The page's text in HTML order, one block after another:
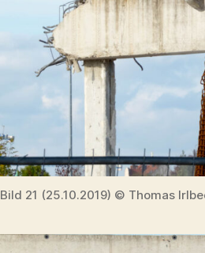
Bild 21 (25.10.2019) © Thomas